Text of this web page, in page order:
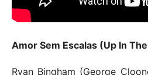
Amor Sem Escalas (Up In
Ryan Bingham (George